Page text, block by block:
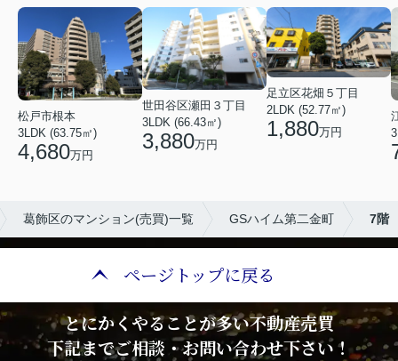
松戸市根本
3LDK (63.75㎡)
4,680万円
世田谷区瀬田３丁目
3LDK (66.43㎡)
3,880万円
足立区花畑５丁目
2LDK (52.77㎡)
1,880万円
葛飾区のマンション(売買)一覧 GSハイム第二金町 7階
ページトップに戻る
とにかくやることが多い不動産売買
下記までご相談・お問い合わせ下さい！